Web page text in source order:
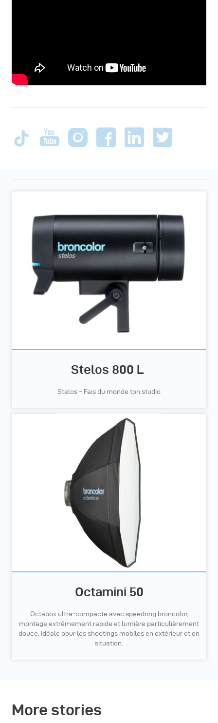
Stelos 800 L
Stelos – Fais du monde ton studio
Octamini 50
Octabox ultra‑compacte avec speedring broncolor,
montage extrêmement rapide et lumière particulièrement
douce. Idéale pour les shootings mobiles en extérieur et en
situation.
More stories